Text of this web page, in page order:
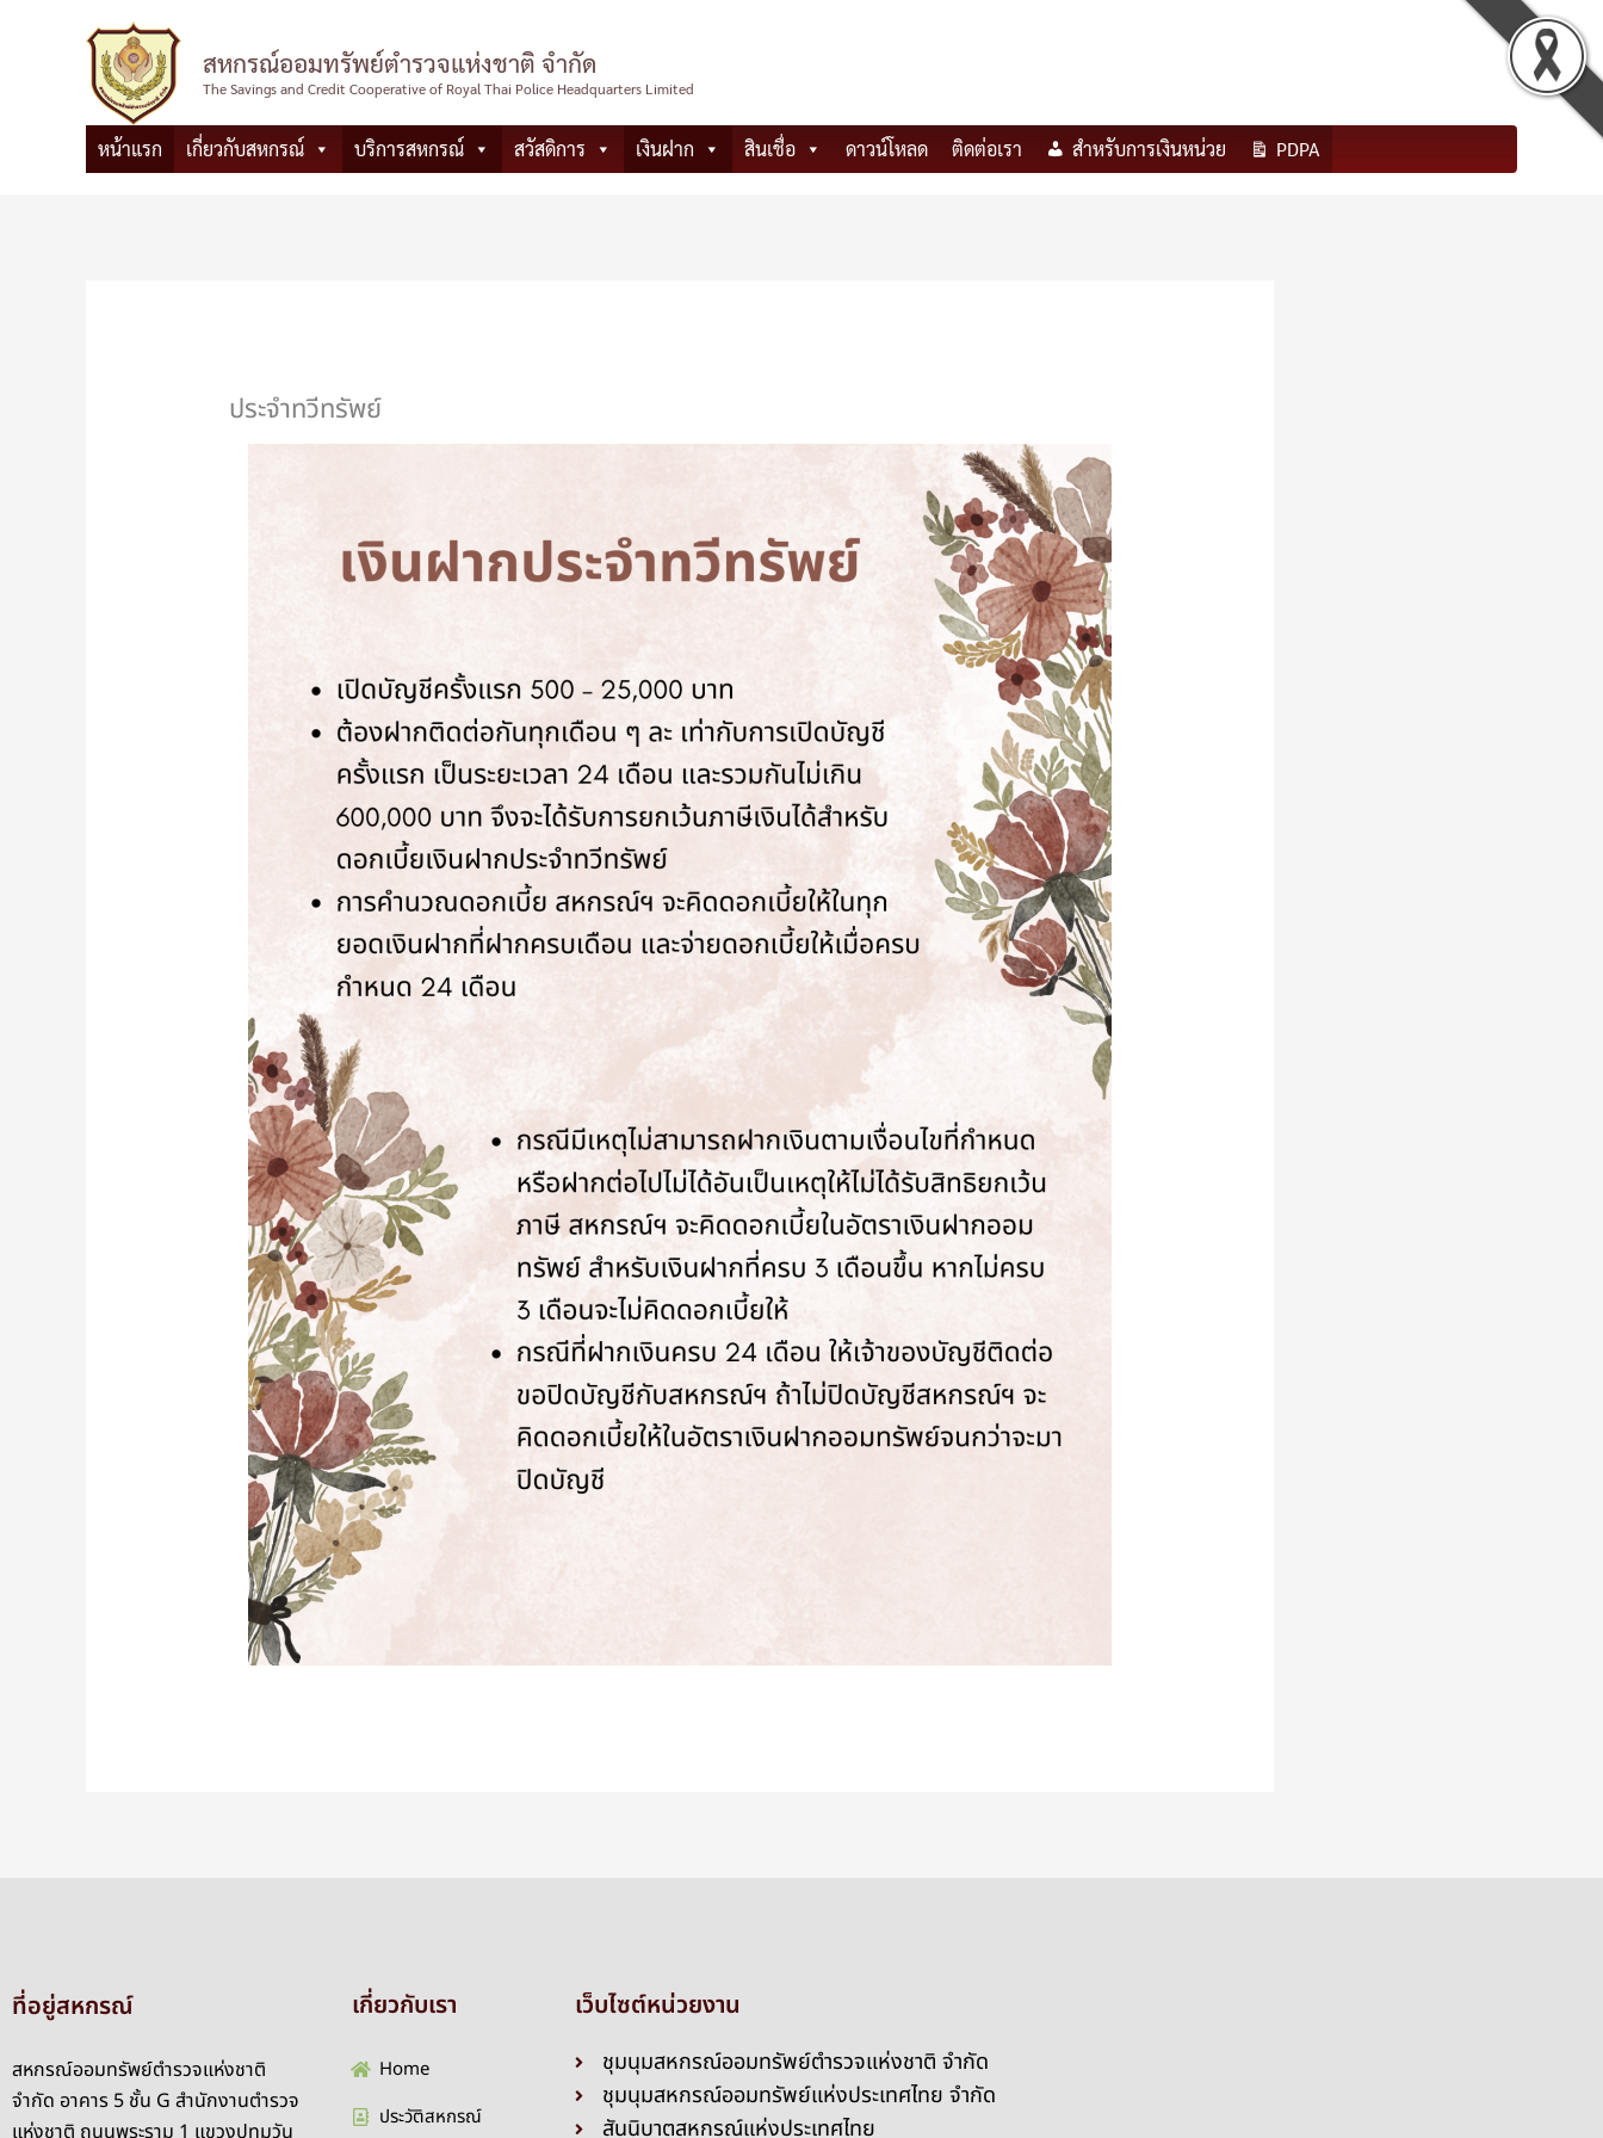
สหกรณ์ออมทรัพย์ตำรวจแห่งชาติ จำกัด
The Savings and Credit Cooperative of Royal Thai Police Headquarters Limited
หน้าแรก เกี่ยวกับสหกรณ์ บริการสหกรณ์ สวัสดิการ เงินฝาก สินเชื่อ ดาวน์โหลด ติดต่อเรา สำหรับการเงินหน่วย PDPA
ประจำทวีทรัพย์
ที่อยู่สหกรณ์
สหกรณ์ออมทรัพย์ตำรวจแห่งชาติ
จำกัด อาคาร 5 ชั้น G สำนักงานตำรวจ
แห่งชาติ ถนนพระราม 1 แขวงปทุมวัน
เกี่ยวกับเรา
Home
ประวัติสหกรณ์
เว็บไซต์หน่วยงาน
ชุมนุมสหกรณ์ออมทรัพย์ตำรวจแห่งชาติ จำกัด
ชุมนุมสหกรณ์ออมทรัพย์แห่งประเทศไทย จำกัด
สันนิบาตสหกรณ์แห่งประเทศไทย